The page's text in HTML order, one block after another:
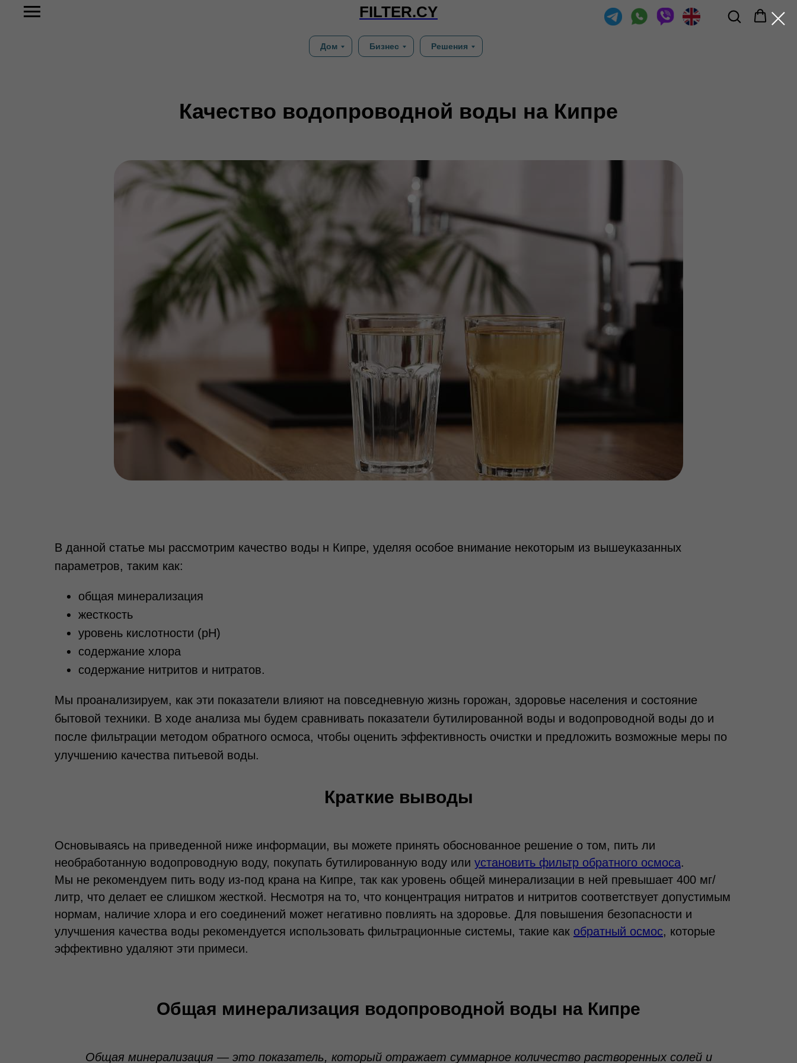
FILTER.CY
Дом Бизнес Решения
Качество водопроводной воды на Кипре
В данной статье мы рассмотрим качество воды н Кипре, уделяя особое внимание некоторым из вышеуказанных
параметров, таким как:
общая минерализация
жесткость
уровень кислотности (pH)
содержание хлора
содержание нитритов и нитратов.
Мы проанализируем, как эти показатели влияют на повседневную жизнь горожан, здоровье населения и состояние
бытовой техники. В ходе анализа мы будем сравнивать показатели бутилированной воды и водопроводной воды до и
после фильтрации методом обратного осмоса, чтобы оценить эффективность очистки и предложить возможные меры по
улучшению качества питьевой воды.
Краткие выводы
Основываясь на приведенной ниже информации, вы можете принять обоснованное решение о том, пить ли
необработанную водопроводную воду, покупать бутилированную воду или установить фильтр обратного осмоса.
Мы не рекомендуем пить воду из-под крана на Кипре, так как уровень общей минерализации в ней превышает 400 мг/
литр, что делает ее слишком жесткой. Несмотря на то, что концентрация нитратов и нитритов соответствует допустимым
нормам, наличие хлора и его соединений может негативно повлиять на здоровье. Для повышения безопасности и
улучшения качества воды рекомендуется использовать фильтрационные системы, такие как обратный осмос, которые
эффективно удаляют эти примеси.
Общая минерализация водопроводной воды на Кипре
Общая минерализация — это показатель, который отражает суммарное количество растворенных солей и